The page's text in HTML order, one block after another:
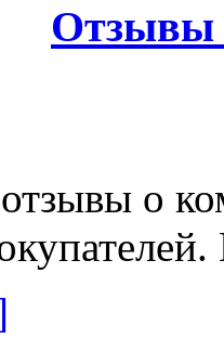
Отзывы
о